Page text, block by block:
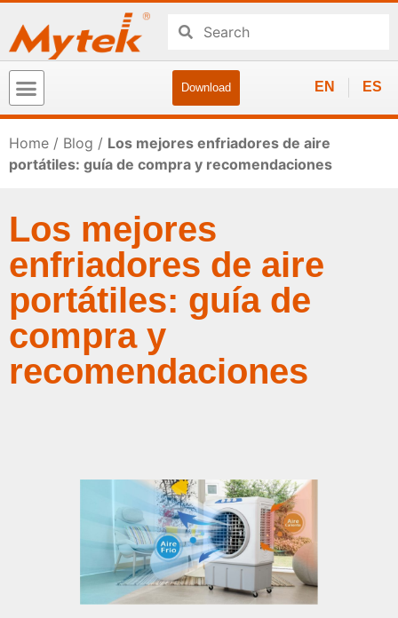
Download EN ES
Home / Blog / Los mejores enfriadores de aire
portátiles: guía de compra y recomendaciones
Los mejores
enfriadores de aire
portátiles: guía de
compra y
recomendaciones